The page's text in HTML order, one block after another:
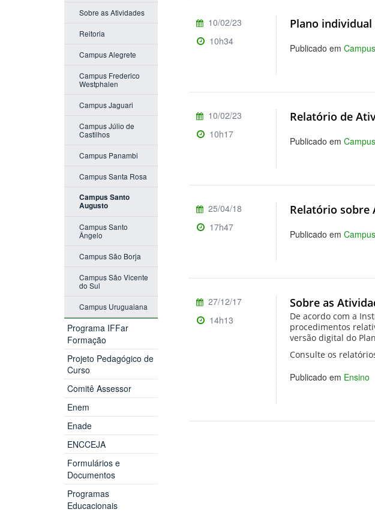
Sobre as Atividades
Reitoria
Campus Alegrete
Campus Frederico
Westphalen
Campus Jaguari
Campus Júlio de
Castilhos
Campus Panambi
Campus Santa Rosa
Campus Santo
Augusto
Campus Santo
Ângelo
Campus São Borja
Campus São Vicente
do Sul
Campus Uruguaiana
Programa IFFar
Formação
Projeto Pedagógico de
Curso
Comitê Assessor
Enem
Enade
ENCCEJA
Formulários e
Documentos
Programas
Educacionais
Plano individual
Publicado em
10/02/23
10h34
Relatório de
Publicado em
10/02/23
10h17
Relatório sobre
Publicado em
25/04/18
17h47
Sobre as
De acordo com a
procedimentos
versão digital do
Consulte os
Publicado em Ensino
27/12/17
14h13